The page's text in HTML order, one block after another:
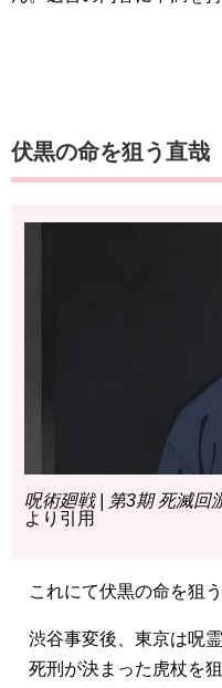
伏黒の命を狙う直哉
呪術廻戦 | 第3期 死滅回
より引用
これにて伏黒の命を狙う
渋谷事変後、東京は呪霊
死刑が決まった虎杖を